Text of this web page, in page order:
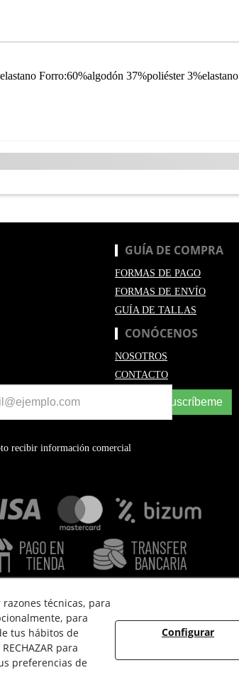
Forro:60%algodón 37%poliéster 3%elastano
GUÍA DE COMPRA
FORMAS DE PAGO
FORMAS DE ENVÍO
GUÍA DE TALLAS
CONÓCENOS
NOSOTROS
CONTACTO
Suscríbeme
recibir información comercial
DE PRIVACIDAD POLÍTICA DE COOKIES
EL VINT - Todos los derechos reservados.
técnicas, para
para
tus hábitos de
para
preferencias de
Configurar